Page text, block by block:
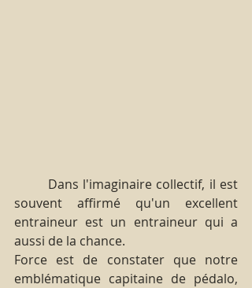
souvent affirmé qu'un excellent
entraineur est un entraineur qui a
aussi de la chance.
Force est de constater que notre
emblématique capitaine de pédalo,